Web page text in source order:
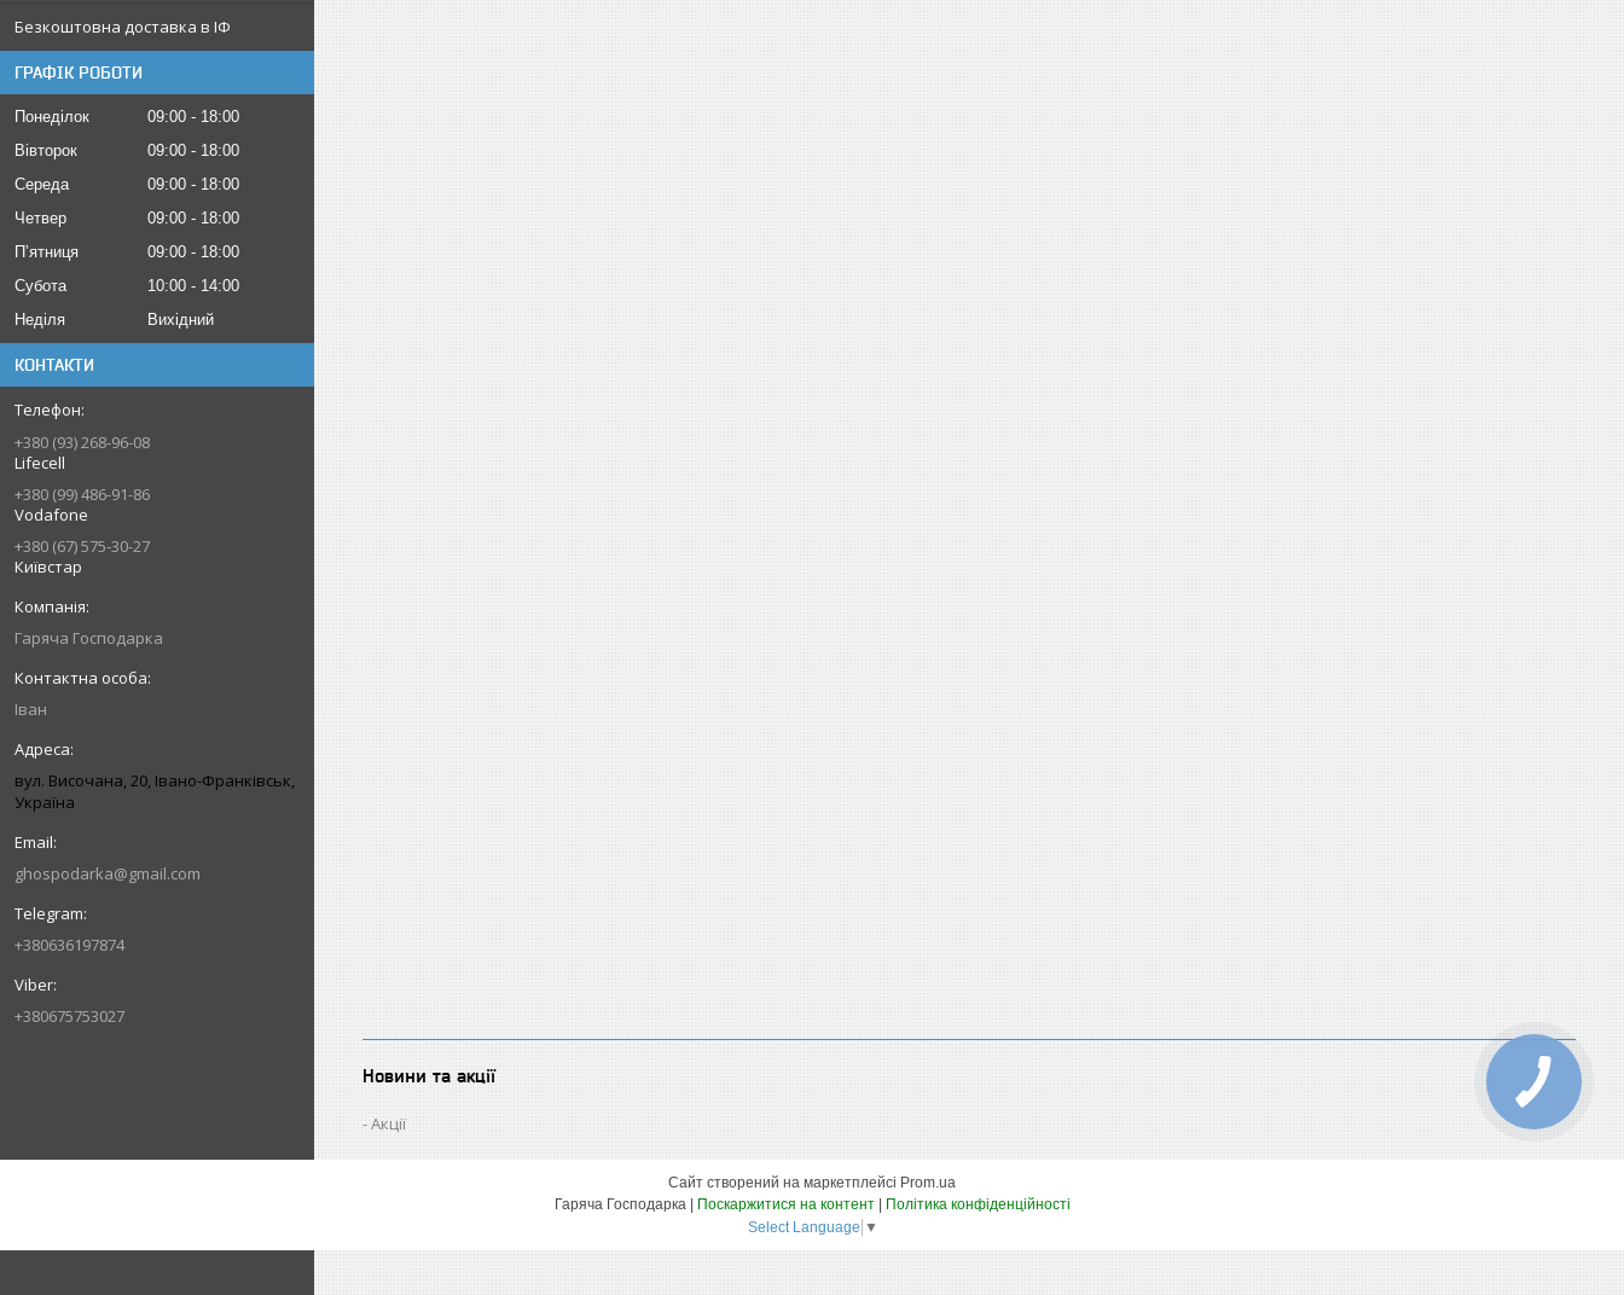
Безкоштовна доставка в ІФ
ГРАФІК РОБОТИ
Понеділок 09:00
18:00
Вівторок
09:00
18:00
Середа
09:00
18:00
Четвер
09:00
18:00
Пʼятниця
09:00
18:00
Субота
10:00
14:00
Неділя
Вихідний
КОНТАКТИ
+380 (93) 268-96-08
Lifecell
+380 (99) 486-91-86
Vodafone
+380 (67) 575-30-27
Київстар
Гаряча Господарка
Іван
вул. Височана, 20, Івано-Франківськ,
Україна
ghospodarka@gmail.com
+380636197874
+380675753027
Новини та акції
Акції
Сайт створений на маркетплейсі Prom.ua
Поскаржитися на контент
Політика конфіденційності
Select Language ▼